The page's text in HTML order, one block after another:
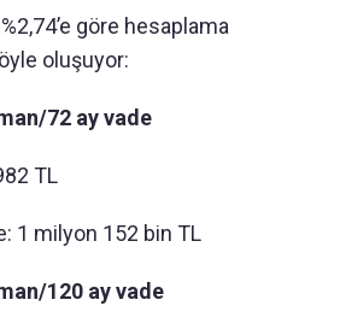
göre hesaplama
oluşuyor:
72 ay vade
TL
1 milyon 152 bin TL
120 ay vade